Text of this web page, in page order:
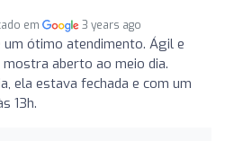
em 3 years ago
um ótimo atendimento. Ágil e
aberto ao meio dia.
ela estava fechada e com um
13h.